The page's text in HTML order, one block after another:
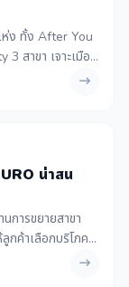
ห่ง ทั้ง After You
3 สาขา เจาะเมือง
ดินหน้าศึกษาโอกา
น่าสน
การขยายสาขา
กค้าเลือกบริโภค